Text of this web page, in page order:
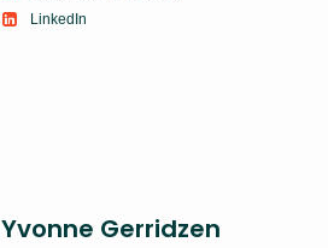
LinkedIn
Yvonne Gerridzen